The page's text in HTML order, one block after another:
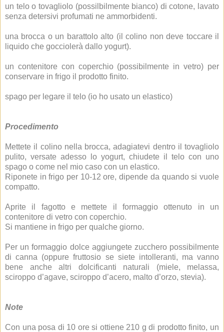
un telo o tovagliolo (possilbilmente bianco) di cotone, lavato
senza detersivi profumati ne ammorbidenti.
una brocca o un barattolo alto (il colino non deve toccare il
liquido che gocciolerà dallo yogurt).
un contenitore con coperchio (possibilmente in vetro) per
conservare in frigo il prodotto finito.
spago per legare il telo (io ho usato un elastico)
Procedimento
Mettete il colino nella brocca, adagiatevi dentro il tovagliolo
pulito, versate adesso lo yogurt, chiudete il telo con uno
spago o come nel mio caso con un elastico.
Riponete in frigo per 10-12 ore, dipende da quando si vuole
compatto.
Aprite il fagotto e mettete il formaggio ottenuto in un
contenitore di vetro con coperchio.
Si mantiene in frigo per qualche giorno.
Per un formaggio dolce aggiungete zucchero possibilmente
di canna (oppure fruttosio se siete intolleranti, ma vanno
bene anche altri dolcificanti naturali (miele, melassa,
sciroppo d’agave, sciroppo d’acero, malto d’orzo, stevia).
Note
Con una posa di 10 ore si ottiene 210 g di prodotto finito, un